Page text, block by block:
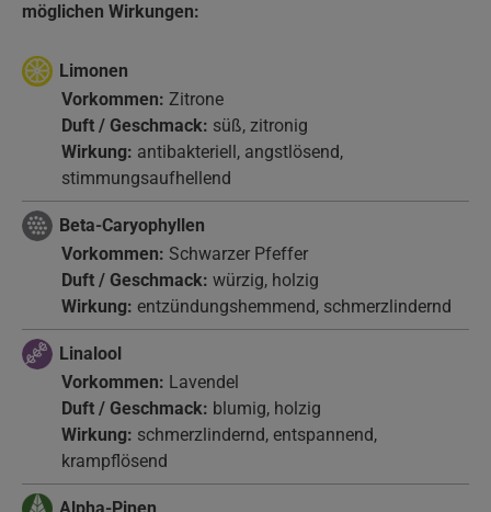
möglichen Wirkungen:
Limonen
Vorkommen: Zitrone
Duft / Geschmack: süß, zitronig
Wirkung: antibakteriell, angstlösend,
stimmungsaufhellend
Beta-Caryophyllen
Vorkommen: Schwarzer Pfeffer
Duft / Geschmack: würzig, holzig
Wirkung: entzündungshemmend, schmerzlindernd
Linalool
Vorkommen: Lavendel
Duft / Geschmack: blumig, holzig
Wirkung: schmerzlindernd, entspannend,
krampflösend